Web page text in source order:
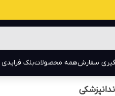
سفارشهمه محصولاتبلک فرایدی